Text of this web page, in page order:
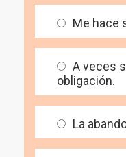
Me hace
A veces
obligación.
La